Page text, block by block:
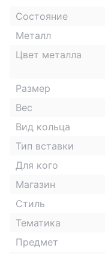
Состояние
Металл
Цвет металла
Размер
Вес
Вид кольца
Тип вставки
Для кого
Магазин
Стиль
Тематика
Предмет